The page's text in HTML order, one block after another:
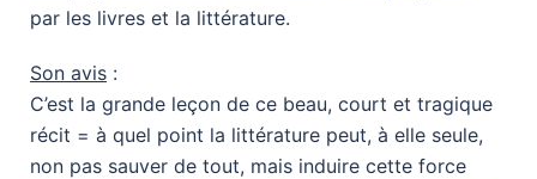
par les livres et la littérature.
Son avis :
C’est la grande leçon de ce beau, court et tragique
récit = à quel point la littérature peut, à elle seule,
non pas sauver de tout, mais induire cette force